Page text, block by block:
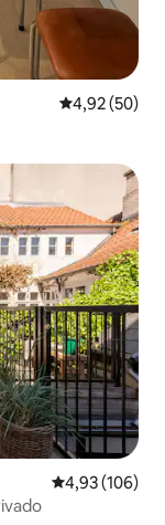
4,92 de uma
4,92 (50)
4,93 de uma
4,93 (106)